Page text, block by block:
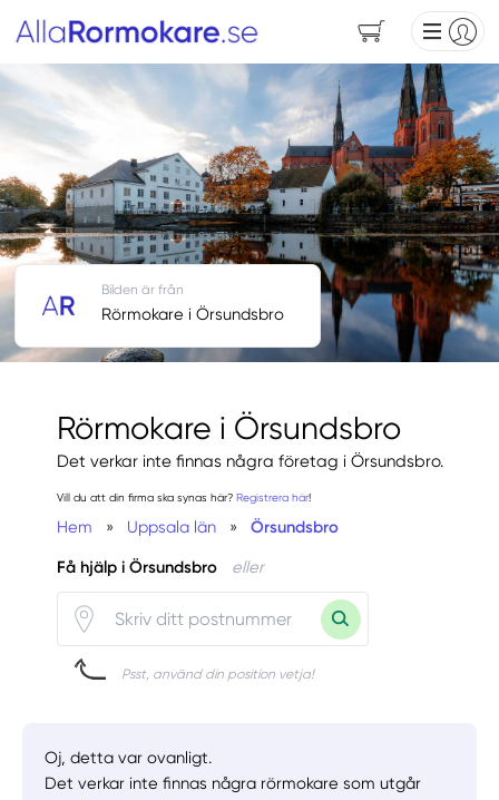
Rörmokare i Örsundsbro
Det verkar inte finnas några företag i Örsundsbro.
Vill du att din firma ska synas här? Registrera här!
Hem » Uppsala län » Örsundsbro
Få hjälp i Örsundsbro eller
Psst, använd din position vetja!
Bilden är från
Rörmokare i Örsundsbro
Oj, detta var ovanligt.
Det verkar inte finnas några rörmokare som utgår